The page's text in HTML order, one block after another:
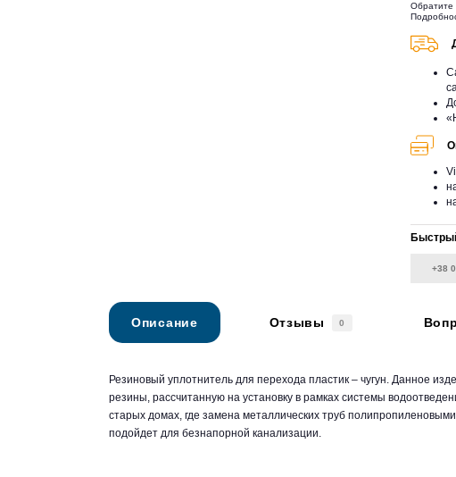
Обратите
Описание Отзывы 0
Резиновый уплотнитель для перехода пластик – чугун. Данное
резины, рассчитанную на установку в рамках системы
старых домах, где замена металлических труб
подойдет для безнапорной канализации.